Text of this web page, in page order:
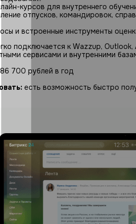
курсов для внутреннего
отпусков, командировок,
и встроенные инструменты
подключается к Wazzup,
сервисами и внутренними
700 рублей в год
есть возможность быстро